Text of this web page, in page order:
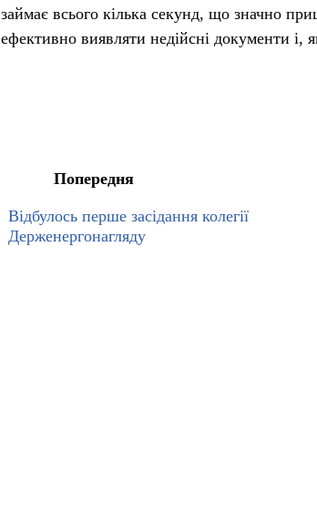
займає всього кілька секунд, що значно
ефективно виявляти недійсні документи і,
Попередня
Відбулось перше засідання колегії
Держенергонагляду